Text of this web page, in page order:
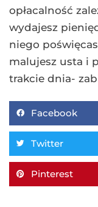
opłacalność
wydajesz
niego
malujesz usta i
trakcie dnia-
Facebook
Twitter
Pinterest